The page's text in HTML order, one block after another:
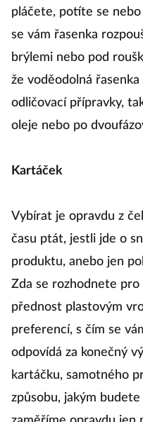
pláčete, potíte se
se vám řasenka
brýlemi nebo pod
že voděodolná
odličovací přípravky,
oleje nebo po
Kartáček
Vybírat je opravdu z
času ptát, jestli jde o
produktu, anebo jen
Zda se rozhodnete
přednost plastovým
preferencí, s čím se
odpovídá za konečný
kartáčku, samotného
způsobu, jakým